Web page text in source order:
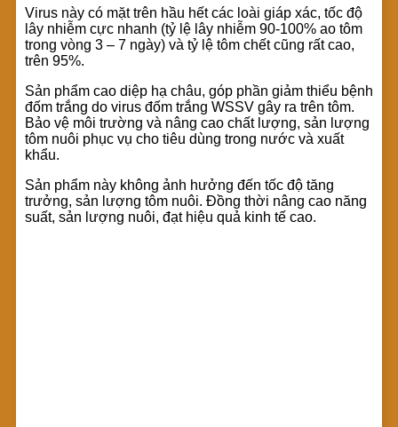
Virus này có mặt trên hầu hết các loài giáp xác, tốc độ
lây nhiễm cực nhanh (tỷ lệ lây nhiễm 90-100% ao tôm
trong vòng 3 – 7 ngày) và tỷ lệ tôm chết cũng rất cao,
trên 95%.
Sản phẩm cao diệp hạ châu, góp phần giảm thiểu bệnh
đốm trắng do virus đốm trắng WSSV gây ra trên tôm.
Bảo vệ môi trường và nâng cao chất lượng, sản lượng
tôm nuôi phục vụ cho tiêu dùng trong nước và xuất
khẩu.
Sản phẩm này không ảnh hưởng đến tốc độ tăng
trưởng, sản lượng tôm nuôi. Đồng thời nâng cao năng
suất, sản lượng nuôi, đạt hiệu quả kinh tế cao.